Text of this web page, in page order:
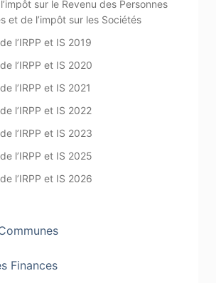
sur le Revenu des Personnes
et de l’impôt sur les Sociétés
l’IRPP et IS 2019
l’IRPP et IS 2020
l’IRPP et IS 2021
l’IRPP et IS 2022
l’IRPP et IS 2023
l’IRPP et IS 2025
l’IRPP et IS 2026
Finances